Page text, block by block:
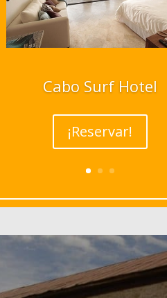
Cabo Surf Hotel
¡Reservar!